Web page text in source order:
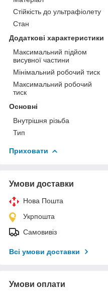
Стійкість до ультрафіолету
Стан
Додаткові характеристики
Максимальний підйом
висувної частини
Мінімальний робочий тиск
Максимальний робочий
тиск
Основні
Внутрішня різьба
Тип
Приховати
Умови доставки
Нова Пошта
Укрпошта
Самовивіз
Всі умови доставки
Умови оплати